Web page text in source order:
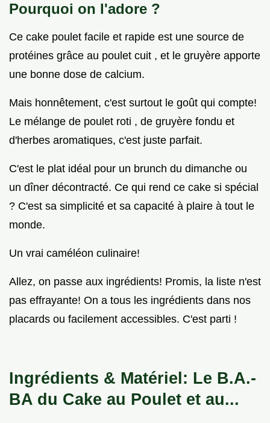
Pourquoi on l'adore ?
Ce cake poulet facile et rapide est une source de
protéines grâce au poulet cuit , et le gruyère apporte
une bonne dose de calcium.
Mais honnêtement, c'est surtout le goût qui compte!
Le mélange de poulet roti , de gruyère fondu et
d'herbes aromatiques, c'est juste parfait.
C'est le plat idéal pour un brunch du dimanche ou
un dîner décontracté. Ce qui rend ce cake si spécial
? C'est sa simplicité et sa capacité à plaire à tout le
monde.
Un vrai caméléon culinaire!
Allez, on passe aux ingrédients! Promis, la liste n'est
pas effrayante! On a tous les ingrédients dans nos
placards ou facilement accessibles. C'est parti !
Ingrédients & Matériel: Le B.A.-
BA du Cake au Poulet et au...